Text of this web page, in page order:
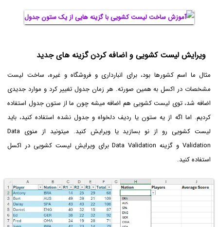
ویرایش لیست کشویی و اضافه کردن گزینه های جدید
مثال ما اسم کشورها بود، برای انبارداری و فروشگاه و غیره، ساخت لیست
مشخصات در اکسل به همین صورته. هر زمان جدول تغییر کرد و موارد جدیدی
اضافه شد، توی لیست کشویی هم اضافه میشه چون ما از ستون جدول استفاده
کردیم. اما اگه از یه ستون یا ردیف دلخواه و جدول نشده استفاده کنید، باید
لیست کشویی رو از نو بسازید یا ویرایش کنید. میتونید از منوی Data
Validation و گزینه Data Validation برای ویرایش لیست کشویی در اکسل
استفاده کنید.